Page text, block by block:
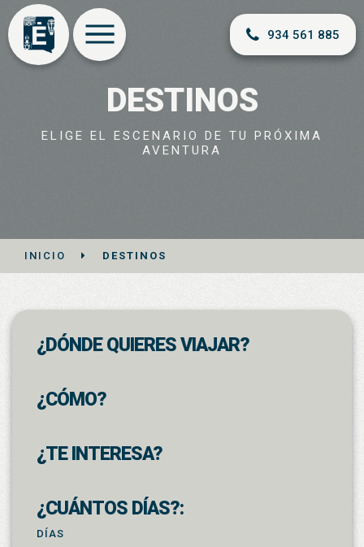
934 561 885
DESTINOS
ELIGE EL ESCENARIO DE TU PRÓXIMA
AVENTURA
INICIO DESTINOS
¿DÓNDE QUIERES VIAJAR?
¿CÓMO?
¿TE INTERESA?
¿CUÁNTOS DÍAS?:
DÍAS